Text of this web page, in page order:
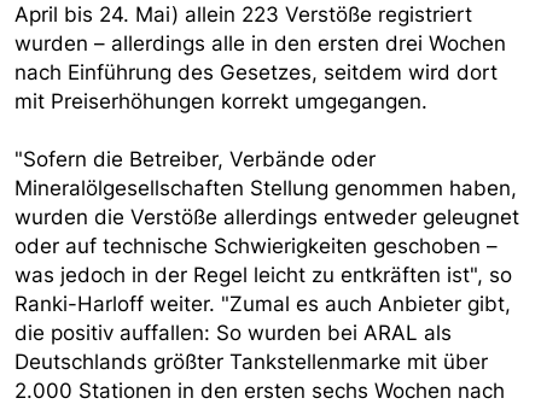
April bis 24. Mai) allein 223 Verstöße registriert
wurden – allerdings alle in den ersten drei Wochen
nach Einführung des Gesetzes, seitdem wird dort
mit Preiserhöhungen korrekt umgegangen.
"Sofern die Betreiber, Verbände oder
Mineralölgesellschaften Stellung genommen haben,
wurden die Verstöße allerdings entweder geleugnet
oder auf technische Schwierigkeiten geschoben –
was jedoch in der Regel leicht zu entkräften ist", so
Ranki-Harloff weiter. "Zumal es auch Anbieter gibt,
die positiv auffallen: So wurden bei ARAL als
Deutschlands größter Tankstellenmarke mit über
2.000 Stationen in den ersten sechs Wochen nach